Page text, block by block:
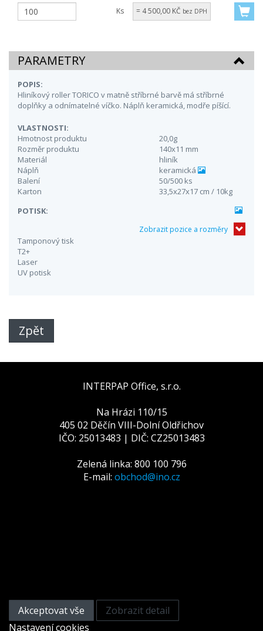
Ks = 4 500,00 KČ bez DPH
PARAMETRY
POPIS:
Hliníkový roller TORICO v matně stříbrné barvě má stříbrné
doplňky a odnímatelné víčko. Náplň keramická, modře píšící.
VLASTNOSTI:
Hmotnost produktu
20,0g
Rozměr produktu
140x11 mm
Materiál
hliník
Náplň
keramická
Balení
50/500 ks
Karton
33,5x27x17 cm / 10kg
POTISK:
Zobrazit pozice a rozměry
Tamponový tisk
T2+
Laser
UV potisk
Zpět
INTERPAP Office, s.r.o.
Na Hrázi 110/15
405 02 Děčín VIII-Dolní Oldřichov
IČO: 25013483 | DIČ: CZ25013483
Zelená linka: 800 100 796
E-mail: obchod@ino.cz
Akceptovat vše
Zobrazit detail
Nastavení cookies